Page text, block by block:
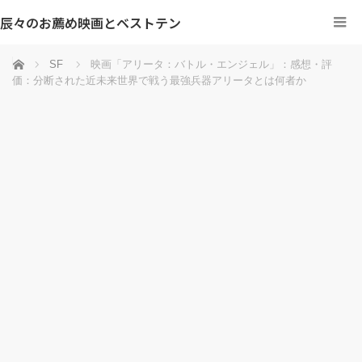
辰々のお薦め映画とベストテン
ホーム SF
映画「アリータ：バトル・エンジェル」：感想・評
価：分断された近未来世界で戦う最強兵器アリータとは何者か